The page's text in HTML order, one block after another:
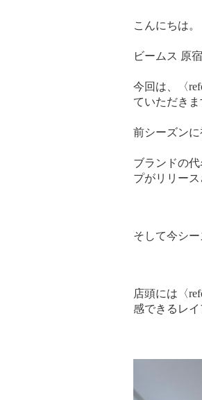
こんにちは。
ビームス 原
今回は、〈
ていただきま
前シーズンに
ブランドの
プがリリー
そして今シー
店頭には〈
感できるレイ